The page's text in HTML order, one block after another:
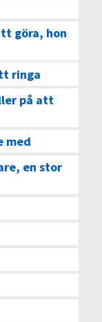
göra, hon
ringa
på att
med
en stor